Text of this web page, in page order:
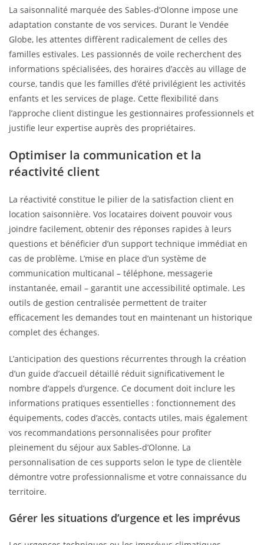
La saisonnalité marquée des Sables-d’Olonne impose une
adaptation constante de vos services. Durant le Vendée
Globe, les attentes diffèrent radicalement de celles des
familles estivales. Les passionnés de voile recherchent des
informations spécialisées, des horaires d’accès au village de
course, tandis que les familles d’été privilégient les activités
enfants et les services de plage. Cette flexibilité dans
l’approche client distingue les gestionnaires professionnels et
justifie leur expertise auprès des propriétaires.
Optimiser la communication et la
réactivité client
La réactivité constitue le pilier de la satisfaction client en
location saisonnière. Vos locataires doivent pouvoir vous
joindre facilement, obtenir des réponses rapides à leurs
questions et bénéficier d’un support technique immédiat en
cas de problème. L’mise en place d’un système de
communication multicanal – téléphone, messagerie
instantanée, email – garantit une accessibilité optimale. Les
outils de gestion centralisée permettent de traiter
efficacement les demandes tout en maintenant un historique
complet des échanges.
L’anticipation des questions récurrentes through la création
d’un guide d’accueil détaillé réduit significativement le
nombre d’appels d’urgence. Ce document doit inclure les
informations pratiques essentielles : fonctionnement des
équipements, codes d’accès, contacts utiles, mais également
vos recommandations personnalisées pour profiter
pleinement du séjour aux Sables-d’Olonne. La
personnalisation de ces supports selon le type de clientèle
démontre votre professionnalisme et votre connaissance du
territoire.
Gérer les situations d’urgence et les imprévus